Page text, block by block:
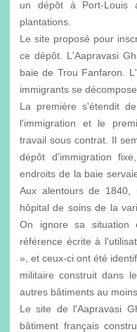
un dépôt à Port-Louis
plantations.
Le site proposé pour
ce dépôt. L'Aapravasi
baie de Trou Fanfaron.
immigrants se
La première s'étendit
l'immigration et le
travail sous contrat. Il
dépôt d'immigration
endroits de la baie
Aux alentours de 1840,
hôpital de soins de la
On ignore sa situation
référence écrite à
», et ceux-ci ont été
militaire construit dans
autres bâtiments au
Le site de l'Aapravasi
bâtiment français